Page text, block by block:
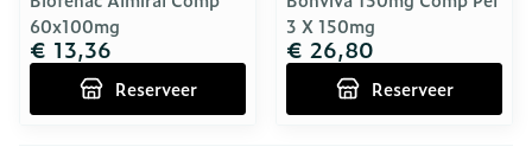
60x100mg
€ 13,36
Reserveer
3 X 150mg
€ 26,80
Reserveer